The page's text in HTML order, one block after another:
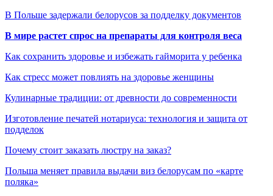
В Польше задержали белорусов за подделку документов
В мире растет спрос на препараты для контроля веса
Как сохранить здоровье и избежать гайморита у ребенка
Как стресс может повлиять на здоровье женщины
Кулинарные традиции: от древности до современности
Изготовление печатей нотариуса: технология и защита от
подделок
Почему стоит заказать люстру на заказ?
Польша меняет правила выдачи виз белорусам по «карте
поляка»